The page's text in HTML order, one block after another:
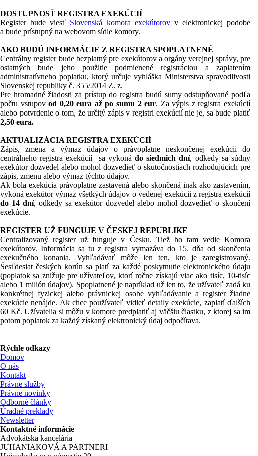
DOSTUPNOSŤ REGISTRA EXEKÚCIÍ
Register bude viesť Slovenská komora exekútorovv elektronickej podobe
a bude prístupný na webovom sídle komory.
AKO BUDÚ INFORMÁCIE Z REGISTRA SPOPLATNENÉ
Centrálny register bude bezplatný pre exekútorov a orgány verejnej správy, pre
ostatných bude jeho použitie podmienené registráciou a zaplatením
administratívneho poplatku, ktorý určuje vyhláška Ministerstva spravodlivosti
Slovenskej republiky č. 355/2014 Z. z.
Pre hromadné žiadosti za prístup do registra budú sumy odstupňované podľa
počtu vstupovod 0,20 eura až po sumu 2 eur. Za výpis z registra exekúcií
alebo potvrdenie o tom, že určitý zápis v registri exekúcií nie je, sa bude platiť
2,50 eura.
AKTUALIZÁCIA REGISTRA EXEKÚCIÍ
Zápis, zmena a výmaz údajov o právoplatne neskončenej exekúcii do
centrálneho registra exekúcií sa vykonádo siedmich dní, odkedy sa súdny
exekútor dozvedel alebo mohol dozvedieť o skutočnostiach rozhodujúcich pre
zápis, zmenu alebo výmaz týchto údajov.
Ak bola exekúcia právoplatne zastavená alebo skončená inak ako zastavením,
vykoná exekútor výmaz všetkých údajov o vedenej exekúcii z registra exekúcií
do 14 dní, odkedy sa exekútor dozvedel alebo mohol dozvedieť o skončení
exekúcie.
REGISTER UŽ FUNGUJE V ČESKEJ REPUBLIKE
Centralizovaný register už funguje v Česku. Tiež ho tam vedie Komora
exekútorov. Informácia sa tu z registra vymazáva do 15. dňa od skončenia
exekučného konania. Vyhľadávať môže len ten, kto je zaregistrovaný.
Šesťdesiat českých korún sa platí za každé poskytnutie elektronického údaju
(poplatok sa znižuje pre užívateľov, ktorí ročne získajú viac ako tisíc, 10-tisíc
alebo 1 milión údajov). Spoplatnené je napríklad už len to, že užívateľ zadá ku
konkrétnej fyzickej alebo právnickej osobe vyhľadávanie a register žiadne
exekúcie nenájde. Ak chce používateľ vidieť detaily exekúcie, zaplatí ďalších
60 Kč. Užívatelia si môžu v komore predplatiť aj väčšiu čiastku, z ktorej sa im
potom poplatok za každý získaný elektronický údaj odpočítava.
Rýchle odkazy
Domov
O nás
Kontakt
Právne služby
Právne novinky
Odborné články
Úradné preklady
Newsletter
Kontaktné informácie
Advokátska kancelária
JUHANIAKOVÁ A PARTNERI